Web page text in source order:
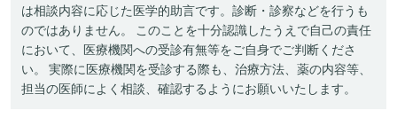
は相談内容に応じた医学的助言です。診断・診察などを行うも
のではありません。 このことを十分認識したうえで自己の責任
において、医療機関への受診有無等をご自身でご判断くださ
い。 実際に医療機関を受診する際も、治療方法、薬の内容等、
担当の医師によく相談、確認するようにお願いいたします。